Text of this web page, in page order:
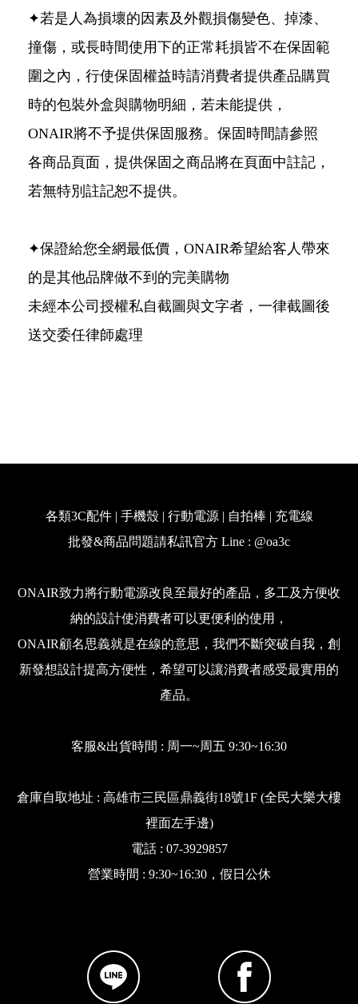
✦若是人為損壞的因素及外觀損傷變色、掉漆、
撞傷，或長時間使用下的正常耗損皆不在保固範
圍之內，行使保固權益時請消費者提供產品購買
時的包裝外盒與購物明細，若未能提供，
ONAIR將不予提供保固服務。保固時間請參照
各商品頁面，提供保固之商品將在頁面中註記，
若無特別註記恕不提供。
✦保證給您全網最低價，ONAIR希望給客人帶來
的是其他品牌做不到的完美購物
未經本公司授權私自截圖與文字者，一律截圖後
送交委任律師處理
各類3C配件 | 手機殼 | 行動電源 | 自拍棒 | 充電線
批發&商品問題請私訊官方 Line : @oa3c
ONAIR致力將行動電源改良至最好的產品，多工及方便收
納的設計使消費者可以更便利的使用，
ONAIR顧名思義就是在線的意思，我們不斷突破自我，創
新發想設計提高方便性，希望可以讓消費者感受最實用的
產品。
客服&出貨時間 : 周一~周五 9:30~16:30
倉庫自取地址 : 高雄市三民區鼎義街18號1F (全民大樂大樓
裡面左手邊)
電話 : 07-3929857
營業時間 : 9:30~16:30，假日公休